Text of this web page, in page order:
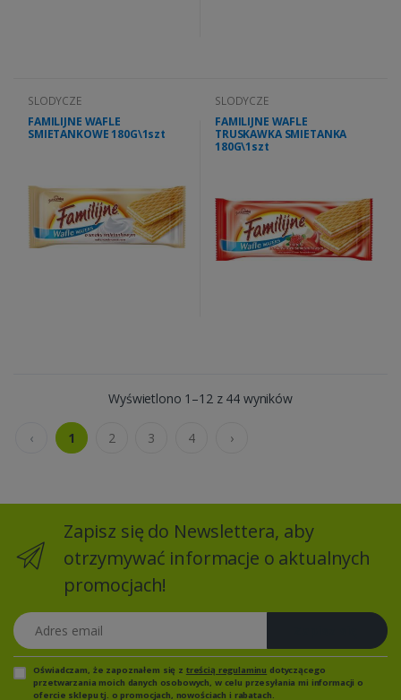
SLODYCZE
FAMILIJNE WAFLE
SMIETANKOWE 180G\1szt
SLODYCZE
FAMILIJNE WAFLE
TRUSKAWKA SMIETANKA
180G\1szt
Wyświetlono 1–12 z 44 wyników
‹ 1 2 3 4 ›
Zapisz się do Newslettera, aby
otrzymywać informacje o aktualnych
promocjach!
Adres email
Oświadczam, że zapoznałem się z treścią regulaminu dotyczącego
przetwarzania moich danych osobowych, w celu przesyłania mi informacji o
ofercie sklepu tj. o promocjach, nowościach i rabatach.